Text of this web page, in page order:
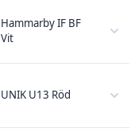
Hammarby IF BF
Vit
UNIK U13 Röd